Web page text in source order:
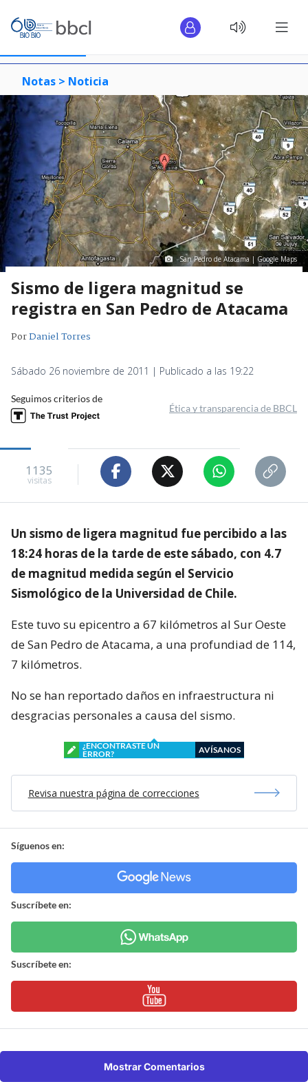
Notas > Noticia
San Pedro de Atacama | Google Maps
Sismo de ligera magnitud se
registra en San Pedro de Atacama
PorDaniel Torres
Sábado 26 noviembre de 2011 | Publicado a las 19:22
Seguimos criterios de
Ética y transparencia de BBCL
1135
visitas
Un sismo de ligera magnitud fue percibido a las
18:24 horas de la tarde de este sábado, con 4.7
de magnitud medida según el Servicio
Sismológico de la Universidad de Chile.
Este tuvo su epicentro a 67 kilómetros al Sur Oeste
de San Pedro de Atacama, a una profundiad de 114,
7 kilómetros.
No se han reportado daños en infraestructura ni
desgracias personales a causa del sismo.
¿ENCONTRASTE UN
ERROR?
AVÍSANOS
Revisa nuestra página de correcciones
Síguenos en:
Suscríbete en:
Suscríbete en:
Mostrar Comentarios